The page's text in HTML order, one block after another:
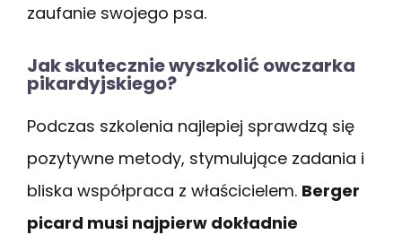
zaufanie swojego psa.
Jak skutecznie wyszkolić owczarka
pikardyjskiego?
Podczas szkolenia najlepiej sprawdzą się
pozytywne metody, stymulujące zadania i
bliska współpraca z właścicielem. Berger
picard musi najpierw dokładnie